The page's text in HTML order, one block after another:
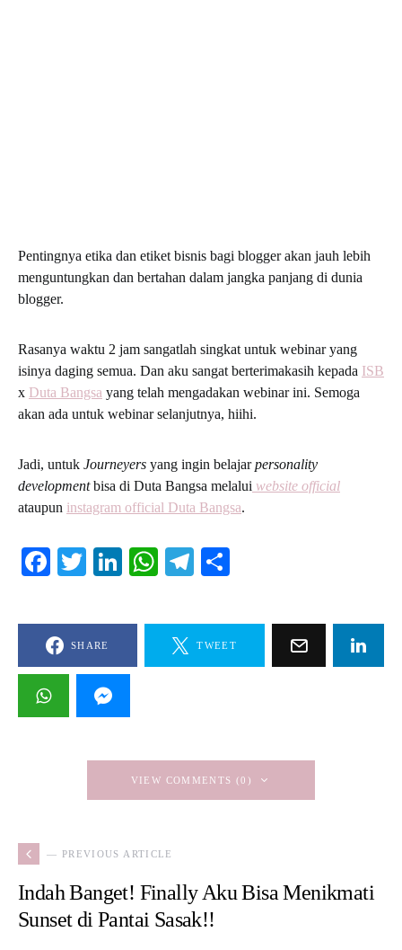
Pentingnya etika dan etiket bisnis bagi blogger akan jauh lebih
menguntungkan dan bertahan dalam jangka panjang di dunia
blogger.
Rasanya waktu 2 jam sangatlah singkat untuk webinar yang
isinya daging semua. Dan aku sangat berterimakasih kepada ISB
x Duta Bangsa yang telah mengadakan webinar ini. Semoga
akan ada untuk webinar selanjutnya, hiihi.
Jadi, untuk Journeyers yang ingin belajarpersonality
developmentbisa di Duta Bangsa melalui website official
ataupun instagram official Duta Bangsa.
Facebook
TwitterLinkedIn
WhatsApp
Telegram
SHARE TWEET
VIEW COMMENTS (0)
— PREVIOUS ARTICLE
Indah Banget! Finally Aku Bisa Menikmati
Sunset di Pantai Sasak!!